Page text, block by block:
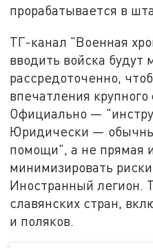
прорабатывается в
ТГ-канал "Военная
вводить войска
рассредоточенно,
впечатления
Официально —
Юридически —
помощи", а не прямая
минимизировать
Иностранный легион.
славянских стран,
и поляков.